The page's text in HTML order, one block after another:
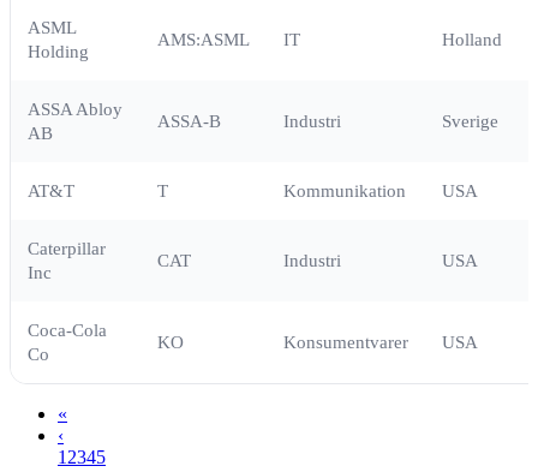
ASML
Holding
AMS:ASML IT Holland
ASSA Abloy
AB
ASSA-B Industri Sverige
AT&T T Kommunikation USA
Caterpillar
Inc
CAT Industri USA
Coca-Cola
Co
KO Konsumentvarer USA
«
‹
1 2345